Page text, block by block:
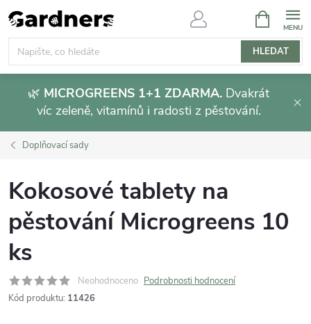
Přejít
na
obsah
HLEDAT
NÁKUPNÍ
KOŠÍK
🌿 MICROGREENS 1+1 ZDARMA. Dvakrát
víc zeleně, vitamínů i radosti z pěstování.
Doplňovací sady
Kokosové tablety na
pěstování Microgreens 10
ks
Neohodnoceno Podrobnosti hodnocení
Kód produktu: 11426